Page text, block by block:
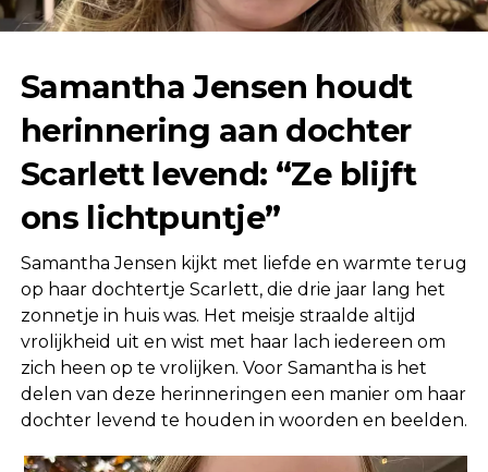
Samantha Jensen houdt
herinnering aan dochter
Scarlett levend: “Ze blijft
ons lichtpuntje”
Samantha Jensen kijkt met liefde en warmte terug
op haar dochtertje Scarlett, die drie jaar lang het
zonnetje in huis was. Het meisje straalde altijd
vrolijkheid uit en wist met haar lach iedereen om
zich heen op te vrolijken. Voor Samantha is het
delen van deze herinneringen een manier om haar
dochter levend te houden in woorden en beelden.